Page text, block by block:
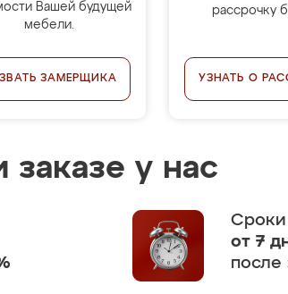
Вашей будущей
мебели.
ЗАМЕРЩИКА
рассрочку
УЗНАТЬ О
заказе у нас
Сроки
от 7
после